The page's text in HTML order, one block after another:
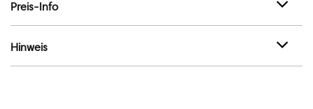
Preis-Info
Hinweis